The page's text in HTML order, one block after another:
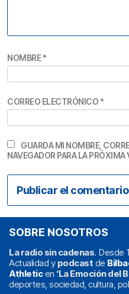
NOMBRE*
CORREO ELECTRÓNICO *
GUARDA MI NOMBRE,
NAVEGADOR PARA LA
SOBRE NOSOTROS
La radio sin cadenas. Desde
Actualidad y podcast de
Athleticen ‘La Emoción del
deportes, sociedad, cultura,